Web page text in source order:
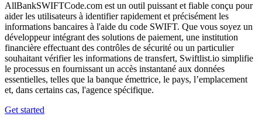
AllBankSWIFTCode.com est un outil puissant et fiable conçu pour
aider les utilisateurs à identifier rapidement et précisément les
informations bancaires à l'aide du code SWIFT. Que vous soyez un
développeur intégrant des solutions de paiement, une institution
financière effectuant des contrôles de sécurité ou un particulier
souhaitant vérifier les informations de transfert, Swiftlist.io simplifie
le processus en fournissant un accès instantané aux données
essentielles, telles que la banque émettrice, le pays, l’emplacement
et, dans certains cas, l'agence spécifique.
Get started